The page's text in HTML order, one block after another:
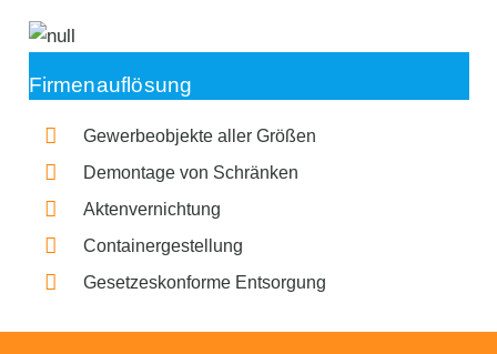
Firmenauflösung
Gewerbeobjekte aller Größen
Demontage von Schränken
Aktenvernichtung
Containergestellung
Gesetzeskonforme Entsorgung